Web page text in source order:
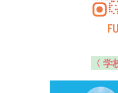
〈